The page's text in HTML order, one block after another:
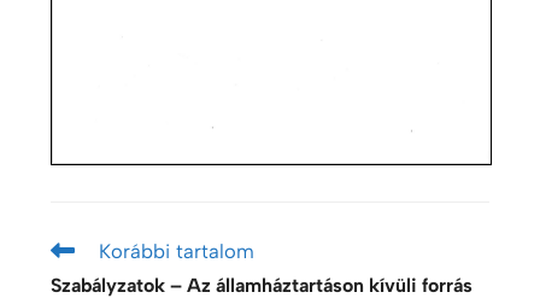
Korábbi tartalom
Szabályzatok – Az államháztartáson kívüli forrás